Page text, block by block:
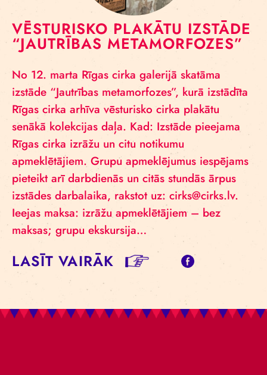
VĒSTURISKO PLAKĀTU IZSTĀDE
“JAUTRĪBAS METAMORFOZES”
No 12. marta Rīgas cirka galerijā skatāma
izstāde “Jautrības metamorfozes”, kurā izstādīta
Rīgas cirka arhīva vēsturisko cirka plakātu
senākā kolekcijas daļa. Kad: Izstāde pieejama
Rīgas cirka izrāžu un citu notikumu
apmeklētājiem. Grupu apmeklējumus iespējams
pieteikt arī darbdienās un citās stundās ārpus
izstādes darbalaika, rakstot uz: cirks@cirks.lv.
Ieejas maksa: izrāžu apmeklētājiem – bez
maksas; grupu ekskursija…
LASĪT VAIRĀK